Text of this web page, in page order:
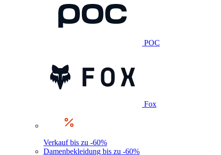
POC
Fox
Verkauf bis zu -60%
Damenbekleidung bis zu -60%